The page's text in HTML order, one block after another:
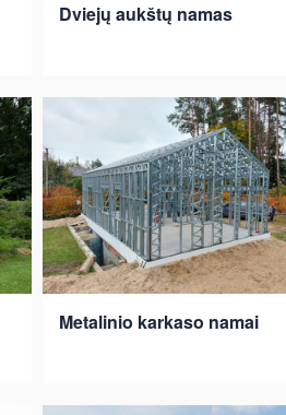
Dviejų aukštų namas
Metalinio karkaso namai